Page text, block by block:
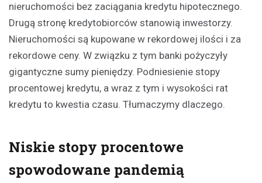
nieruchomości bez zaciągania kredytu hipotecznego.
Drugą stronę kredytobiorców stanowią inwestorzy.
Nieruchomości są kupowane w rekordowej ilości i za
rekordowe ceny. W związku z tym banki pożyczyły
gigantyczne sumy pieniędzy. Podniesienie stopy
procentowej kredytu, a wraz z tym i wysokości rat
kredytu to kwestia czasu. Tłumaczymy dlaczego.
Niskie stopy procentowe
spowodowane pandemią